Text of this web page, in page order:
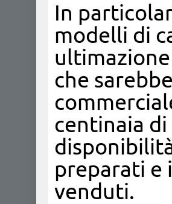
In
modelli di
che
centinaia
preparati e
venduti.